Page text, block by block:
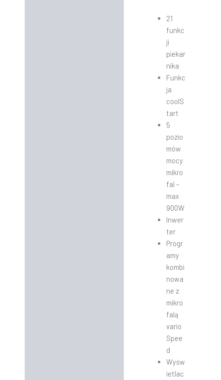
21
funkc
ji
piekar
nika
Funkc
ja
coolS
tart
5
pozio
mów
mocy
mikro
fal –
max
900W
Inwer
ter
Progr
amy
kombi
nowa
ne z
mikro
falą
vario
Spee
d
Wyśw
ietlac